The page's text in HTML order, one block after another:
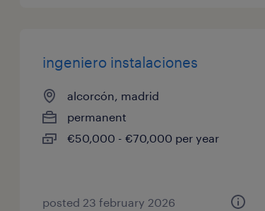
ingeniero instalaciones
alcorcón, madrid
permanent
€50,000 - €70,000 per year
posted 23 february 2026